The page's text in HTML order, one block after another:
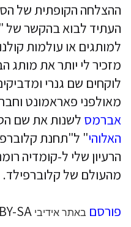
ההצלחה הקופתית של
העתיד לבוא בהקשר של
למותגים או עולמות
מזכיר לי יותר את מותג
לוקחים שם גנרי
מאולפני פאראמונט
אברמס לשנות את שם
האלוהי" ל"תחנת
הרעיון שלי ל-קומדיה
מהעולם של קלוברפילד.
פורסם באתר אידיבי SA